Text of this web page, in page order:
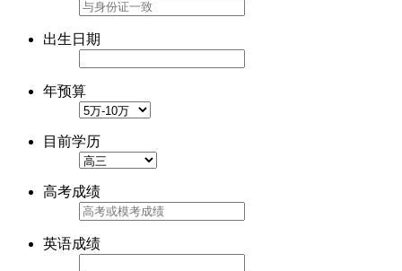
出生日期
年预算
目前学历
高考成绩
英语成绩